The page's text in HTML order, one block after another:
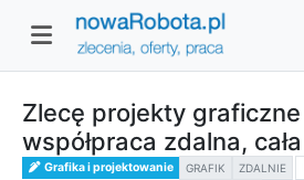
Zlecę projekty graficzne
współpraca zdalna,
Grafika i projektowanie GRAFIK ZDALNIE